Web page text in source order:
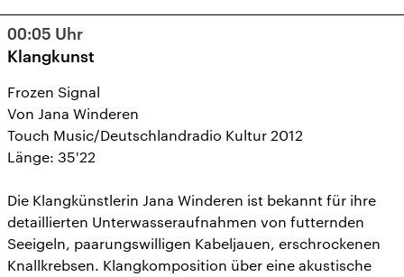
00:05 Uhr
Klangkunst
Frozen Signal
Von Jana Winderen
Touch Music/Deutschlandradio Kultur 2012
Länge: 35'22
Die Klangkünstlerin Jana Winderen ist bekannt für ihre
detaillierten Unterwasseraufnahmen von futternden
Seeigeln, paarungswilligen Kabeljauen, erschrockenen
Knallkrebsen. Klangkomposition über eine akustische